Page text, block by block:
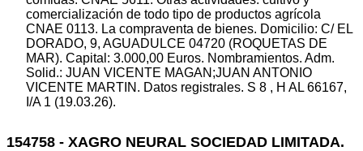
comercialización de todo tipo de productos agrícola
CNAE 0113. La compraventa de bienes. Domicilio: C/ EL
DORADO, 9, AGUADULCE 04720 (ROQUETAS DE
MAR). Capital: 3.000,00 Euros. Nombramientos. Adm.
Solid.: JUAN VICENTE MAGAN;JUAN ANTONIO
VICENTE MARTIN. Datos registrales. S 8 , H AL 66167,
I/A 1 (19.03.26).
154758 - XAGRO NEURAL SOCIEDAD LIMITADA.